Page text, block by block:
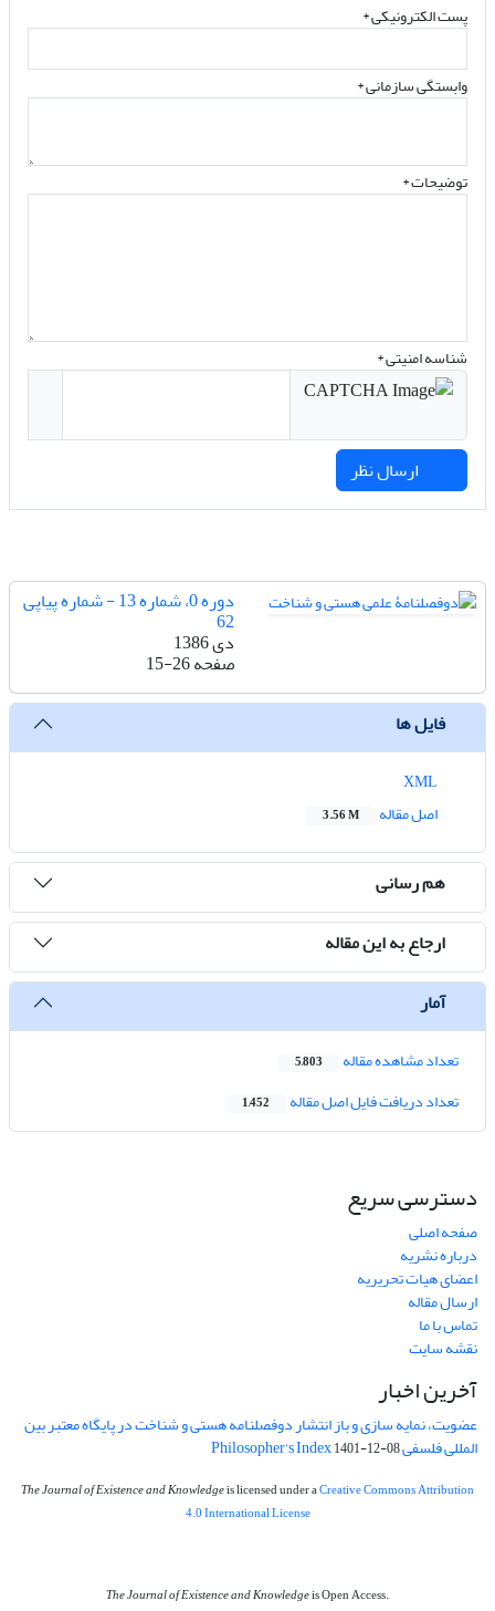
پست الکترونیکی*
وابستگی سازمانی *
توضیحات *
شناسه امنیتی *
دوره 0، شماره 13 - شماره پیاپی
62
دی 1386
صفحه15-26
فایل ها
اصل مقاله
3.56 M
هم رسانی
ارجاع به این مقاله
آمار
تعداد مشاهده مقاله 5,803
تعداد دریافت فایل اصل مقاله 1,452
دسترسی سریع
صفحه اصلی
درباره نشریه
اعضای هیات تحریریه
ارسال مقاله
تماس با ما
نقشه سایت
آخرین اخبار
عضویت، نمایه سازی و باز انتشار دوفصلنامه هستی و شناخت در پایگاه معتبر بین
المللی فلسفی Philosopher's Index1401-12-08
The Journal of Existence and Knowledgeis licensed under aCreative Commons Attribution
4.0 International License
The Journal of Existence and Knowledgeis Open Access.